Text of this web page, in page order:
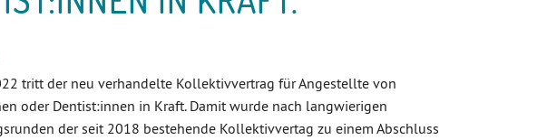
tritt der neu verhandelte Kollektivvertrag für Angestellte von
oder Dentist:innen in Kraft. Damit wurde nach langwierigen
der seit 2018 bestehende Kollektivvertag zu einem Abschluss